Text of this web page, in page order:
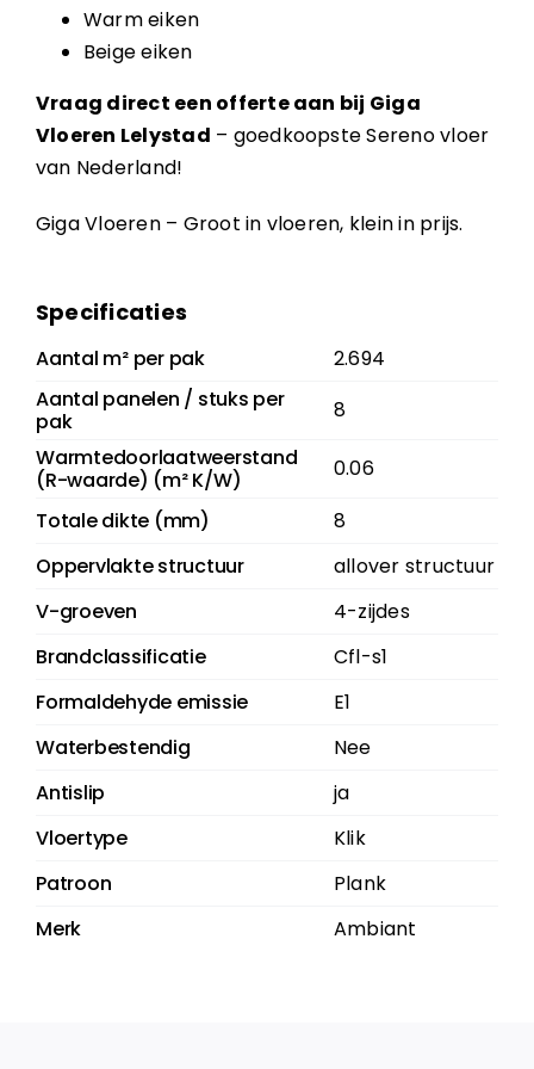
Warm eiken
Beige eiken
Vraag direct een offerte aan bij Giga
Vloeren Lelystad – goedkoopste Sereno vloer
van Nederland!
Giga Vloeren – Groot in vloeren, klein in prijs.
Specificaties
Aantal m² per pak
2.694
Aantal panelen / stuks per
pak
8
Warmtedoorlaatweerstand
(R-waarde) (m² K/W)
0.06
Totale dikte (mm)
8
Oppervlakte structuur
allover structuur
V-groeven
4-zijdes
Brandclassificatie
Cfl-s1
Formaldehyde emissie
E1
Waterbestendig
Nee
Antislip
ja
Vloertype
Klik
Patroon
Plank
Merk
Ambiant